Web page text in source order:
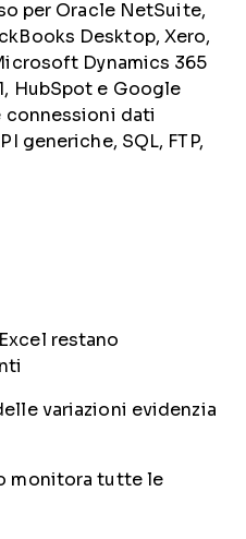
per Oracle NetSuite,
Desktop, Xero,
Dynamics 365
HubSpot e Google
connessioni dati
generiche, SQL, FTP,
restano
variazioni evidenzia
monitora tutte le